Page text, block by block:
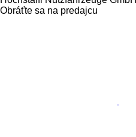
Obráťte sa na predajcu